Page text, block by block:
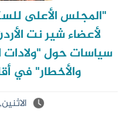
"المجلس الأعلى
لأعضاء شير نت
سياسات حول "ولادات
والأخطار" في
الاثنين, 28 نيسان 2025